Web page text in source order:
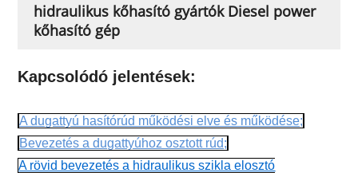
hidraulikus kőhasító gyártók Diesel power
kőhasító gép
Kapcsolódó jelentések:
A dugattyú hasítórúd működési elve és működése;
Bevezetés a dugattyúhoz osztott rúd;
A rövid bevezetés a hidraulikus szikla elosztó